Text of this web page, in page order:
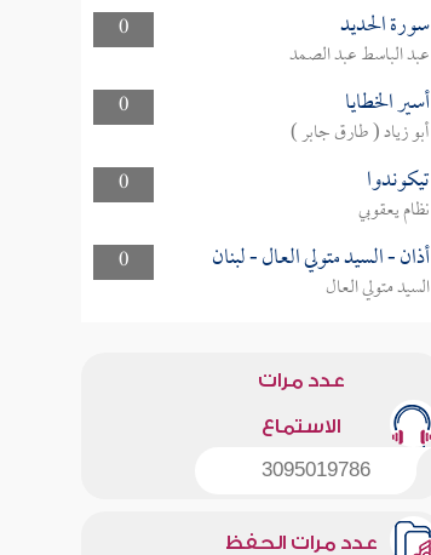
0
سورة الحديد
عبد الباسط عبد الصمد
0
أسير الخطايا
أبو زياد ( طارق جابر )
0
تيكوندوا
نظام يعقوبي
0
أذان - السيد متولي العال - لبنان
السيد متولي العال
عدد مرات
الاستماع
3095019786
عدد مرات الحفظ